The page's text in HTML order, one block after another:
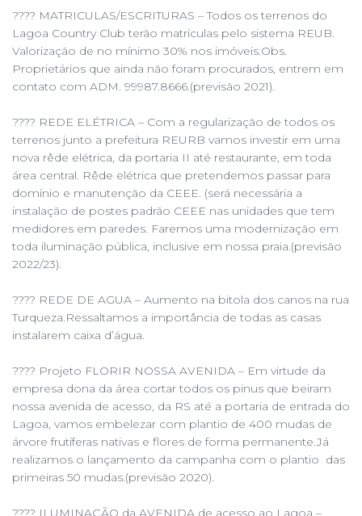
???? MATRICULAS/ESCRITURAS – Todos os terrenos do
Lagoa Country Club terão matrículas pelo sistema REUB.
Valorização de no mínimo 30% nos imóveis.Obs.
Proprietários que ainda não foram procurados, entrem em
contato com ADM. 99987.8666.(previsão 2021).
???? REDE ELÉTRICA – Com a regularização de todos os
terrenos junto a prefeitura REURB vamos investir em uma
nova rêde elétrica, da portaria II até restaurante, em toda
área central. Rêde elétrica que pretendemos passar para
domínio e manutenção da CEEE. (será necessária a
instalação de postes padrão CEEE nas unidades que tem
medidores em paredes. Faremos uma modernização em
toda iluminação pública, inclusive em nossa praia.(previsão
2022/23).
???? REDE DE AGUA – Aumento na bitola dos canos na rua
Turqueza.Ressaltamos a importância de todas as casas
instalarem caixa d’água.
???? Projeto FLORIR NOSSA AVENIDA – Em virtude da
empresa dona da área cortar todos os pinus que beiram
nossa avenida de acesso, da RS até a portaria de entrada do
Lagoa, vamos embelezar com plantio de 400 mudas de
árvore frutíferas nativas e flores de forma permanente.Já
realizamos o lançamento da campanha com o plantio das
primeiras 50 mudas.(previsão 2020).
???? ILUMINAÇÃO da AVENIDA de acesso ao Lagoa –